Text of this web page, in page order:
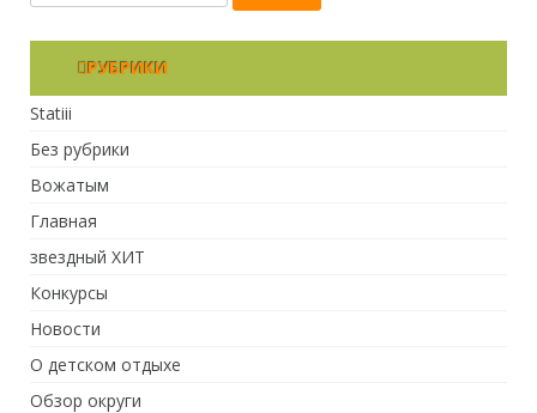
РУБРИКИ
Statiii
Без рубрики
Вожатым
Главная
звездный ХИТ
Конкурсы
Новости
О детском отдыхе
Обзор округи